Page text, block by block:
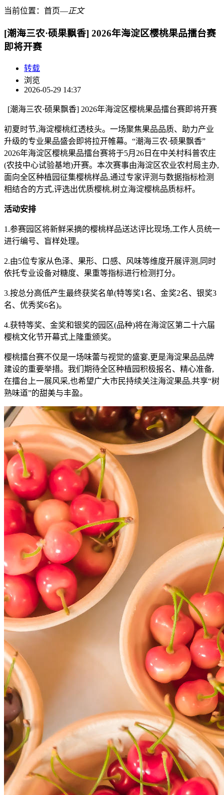
当前位置： 首页―正文
[潮海三农·硕果飘香] 2026年海淀区樱桃果品擂台赛
即将开赛
转载
浏览
2026-05-29 14:37
[潮海三农·硕果飘香] 2026年海淀区樱桃果品擂台赛即将开赛
初夏时节,海淀樱桃红透枝头。一场聚焦果品品质、助力产业
升级的专业果品盛会即将拉开帷幕。“潮海三农·硕果飘香”
2026年海淀区樱桃果品擂台赛将于5月26日在中关村科普农庄
(农技中心试验基地)开赛。本次赛事由海淀区农业农村局主办,
面向全区种植园征集樱桃样品,通过专家评测与数据指标检测
相结合的方式,评选出优质樱桃,树立海淀樱桃品质标杆。
活动安排
1.参赛园区将新鲜采摘的樱桃样品送达评比现场,工作人员统一
进行编号、盲样处理。
2.由5位专家从色泽、果形、口感、风味等维度开展评测,同时
依托专业设备对糖度、果重等指标进行检测打分。
3.按总分高低产生最终获奖名单(特等奖1名、金奖2名、银奖3
名、优秀奖6名)。
4.获特等奖、金奖和银奖的园区(品种)将在海淀区第二十六届
樱桃文化节开幕式上隆重颁奖。
樱桃擂台赛不仅是一场味蕾与视觉的盛宴,更是海淀果品品牌
建设的重要举措。我们期待全区种植园积极报名、精心准备,
在擂台上一展风采,也希望广大市民持续关注海淀果品,共享“树
熟味道”的甜美与丰盈。